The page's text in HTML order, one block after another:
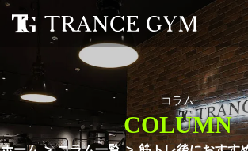
コラム
COLUMN